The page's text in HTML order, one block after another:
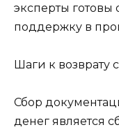
эксперты готовы
поддержку в
Шаги к возврату
Сбор
денег является